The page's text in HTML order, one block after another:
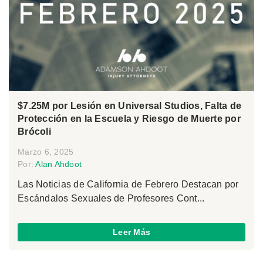
$7.25M por Lesión en Universal Studios, Falta de
Protección en la Escuela y Riesgo de Muerte por
Brócoli
Marzo 6, 2025
Por:Alan Ahdoot
Las Noticias de California de Febrero Destacan por
Escándalos Sexuales de Profesores Cont...
Leer Más